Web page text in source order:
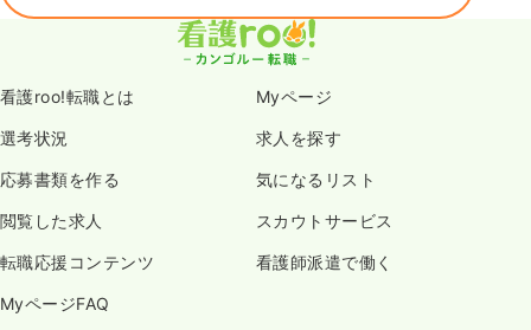
看護roo!転職とは Myページ
選考状況 求人を探す
応募書類を作る 気になるリスト
閲覧した求人 スカウトサービス
転職応援コンテンツ 看護師派遣で働く
MyページFAQ